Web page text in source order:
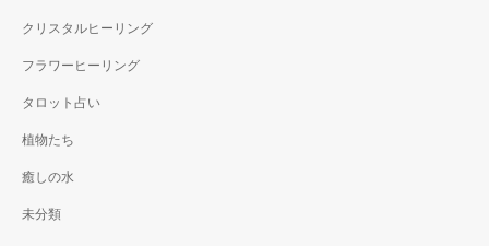
クリスタルヒーリング
フラワーヒーリング
タロット占い
植物たち
癒しの水
未分類